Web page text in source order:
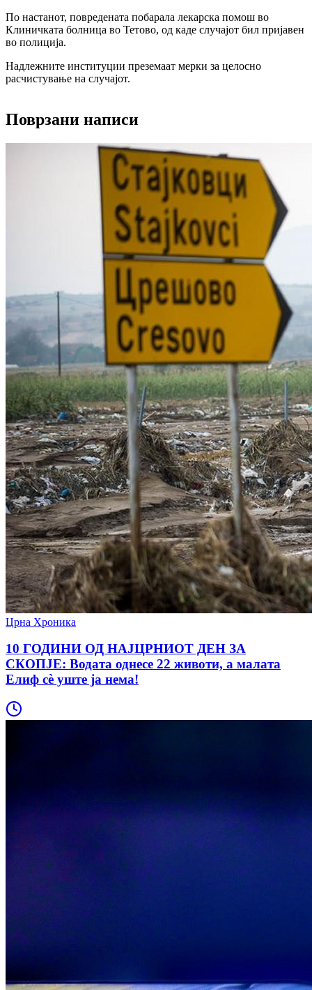
По настанот, повредената побарала лекарска помош во
Клиничката болница во Тетово, од каде случајот бил пријавен
во полиција.
Надлежните институции преземаат мерки за целосно
расчистување на случајот.
Поврзани написи
Црна Хроника
10 ГОДИНИ ОД НАЈЦРНИОТ ДЕН ЗА
СКОПЈЕ: Водата однесе 22 животи, а малата
Елиф сè уште ја нема!